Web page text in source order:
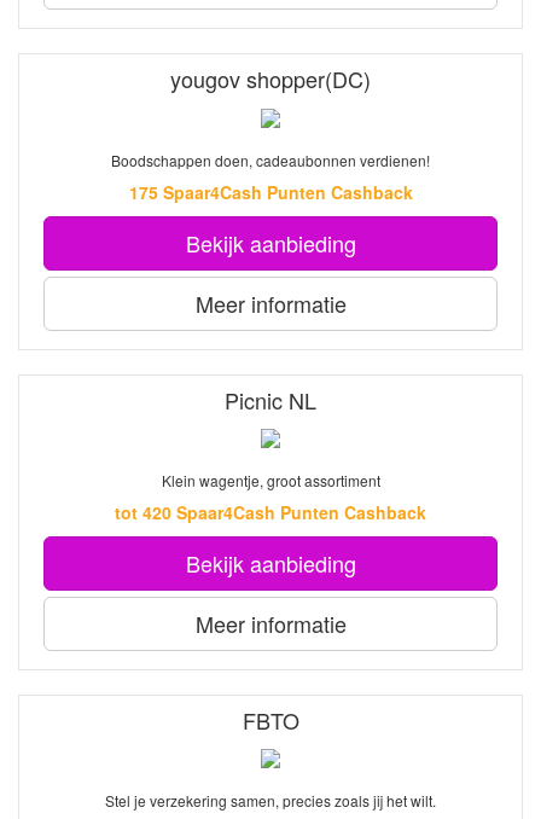
yougov shopper(DC)
Boodschappen doen, cadeaubonnen verdienen!
175 Spaar4Cash Punten Cashback
Bekijk aanbieding
Meer informatie
Picnic NL
Klein wagentje, groot assortiment
tot 420 Spaar4Cash Punten Cashback
Bekijk aanbieding
Meer informatie
FBTO
Stel je verzekering samen, precies zoals jij het wilt.